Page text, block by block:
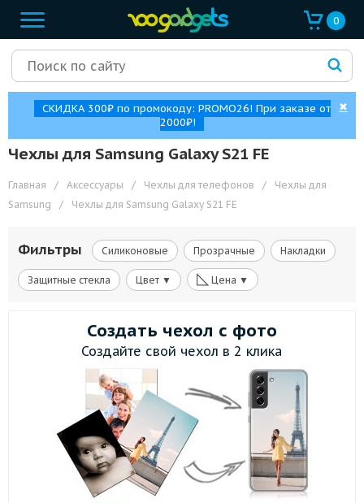
0
СКИДКА 300₽ по промокоду: PROMO26! При заказе от
2000₽!
✖
Чехлы для Samsung Galaxy S21 FE
Главная / Аксессуары / Чехлы для телефонов /
Чехлы для
Samsung
/ Чехлы для Samsung Galaxy S21 FE
Фильтры Силиконовые Прозрачные Накладки
Защитные стекла Цвет ▼ ◺ Цена ▼
Создать чехол с фото
Создайте свой чехол в 2 клика